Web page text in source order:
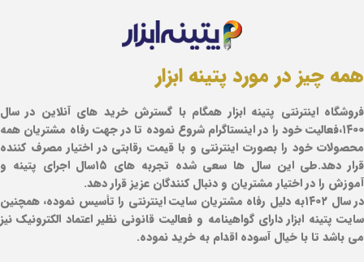
همه چیز در مورد پتینه ابزار
فروشگاه اینترنتی پتینه ابزار همگام با گسترش خرید های آنلاین در سال
۱۴۰۰،فعالیت خود را در اینستاگرام شروع نموده تا در جهت رفاه مشتریان همه
محصولات خود را بصورت اینترنتی و با قیمت رقابتی در اختیار مصرف کننده
قرار دهد.طی این سال ها سعی شده تجربه های ۱۵سال اجرای پتینه و
آموزش را در اختیار مشتریان و دنبال کنندگان عزیز قرار دهد.
در سال ۱۴۰۲به دلیل رفاه مشتریان سایت اینترنتی را تأسیس نموده، همچنین
سایت پتینه ابزار دارای گواهینامه و فعالیت قانونی نظیر اعتماد الکترونیک نیز
می باشد تا با خیال آسوده اقدام به خرید نموده.